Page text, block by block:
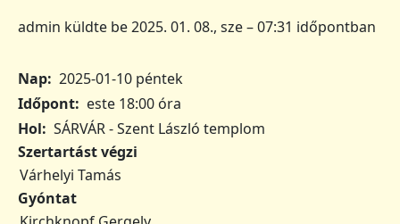
admin küldte be2025. 01. 08., sze – 07:31 időpontban
Nap 2025-01-10 péntek
Időpont
este 18:00 óra
Hol
SÁRVÁR - Szent László templom
Szertartást végzi
Várhelyi Tamás
Gyóntat